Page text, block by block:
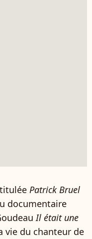
Patrick Bruel
documentaire
Il était une
vie du chanteur de